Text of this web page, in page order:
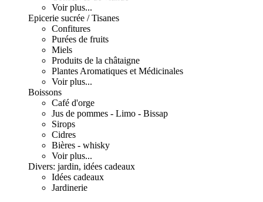
Voir plus...
Epicerie sucrée / Tisanes
Confitures
Purées de fruits
Miels
Produits de la châtaigne
Plantes Aromatiques et Médicinales
Voir plus...
Boissons
Café d'orge
Jus de pommes - Limo - Bissap
Sirops
Cidres
Bières - whisky
Voir plus...
Divers: jardin, idées cadeaux
Idées cadeaux
Jardinerie